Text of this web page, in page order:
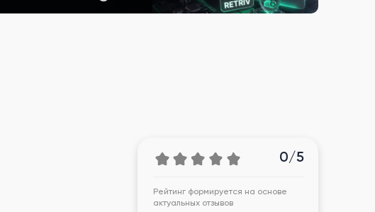
0/5
Рейтинг формируется на основе
актуальных отзывов